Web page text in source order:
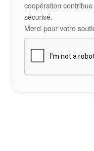
coopération
sécurisé.
Merci pour votre